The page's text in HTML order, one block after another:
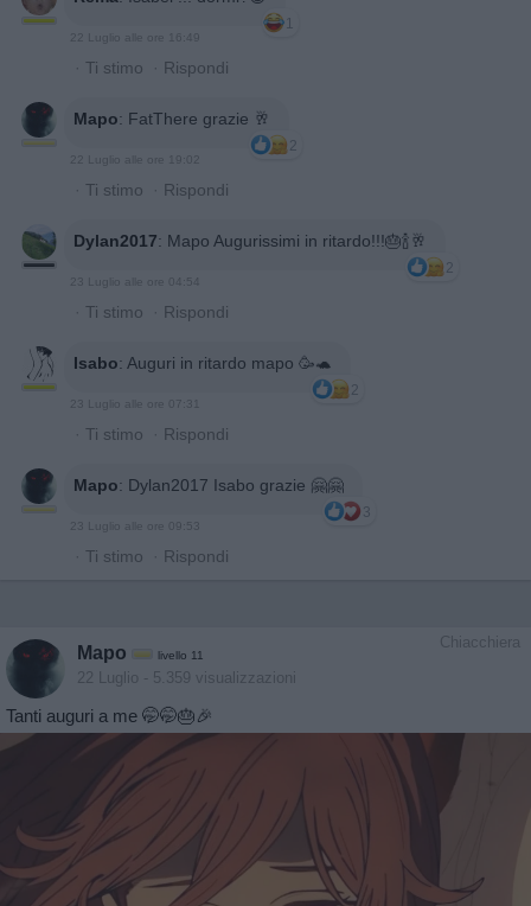
1
22 Luglio alle ore 16:49
· Ti stimo · Rispondi
Mapo: FatThere grazie 🥂
2
22 Luglio alle ore 19:02
· Ti stimo · Rispondi
Dylan2017: Mapo Augurissimi in ritardo!!!🎂🍾🥂
2
· Ti stimo · Rispondi
Isabo: Auguri in ritardo mapo 🥳🐢
2
23 Luglio alle ore 07:31
· Ti stimo · Rispondi
Mapo: Dylan2017 Isabo grazie 🤗🤗
3
23 Luglio alle ore 09:53
· Ti stimo · Rispondi
Chiacchiera
Mapo livello 11
22 Luglio - 5.359 visualizzazioni
Tanti auguri a me 🤭🤭🎂🎉